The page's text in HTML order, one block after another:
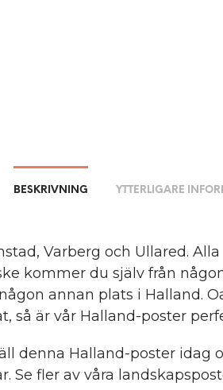
BESKRIVNING YTTERLIGARE
Varberg och Ullared.
kommer du själv från
annan plats i Halland.
så är vår Halland-poster
denna Halland-poster idag
Se fler av våra